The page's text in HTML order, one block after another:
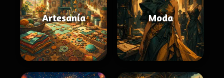
Artesanía Moda